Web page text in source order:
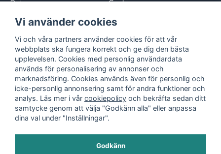
Returnera
Cookies
Vi använder cookies
Vi och våra partners använder cookies för att vår
webbplats ska fungera korrekt och ge dig den bästa
upplevelsen. Cookies med personlig användardata
används för personalisering av annonser och
marknadsföring. Cookies används även för personlig och
icke-personlig annonsering samt för andra funktioner och
analys. Läs mer i vår cookiepolicy och bekräfta sedan ditt
samtycke genom att välja "Godkänn alla" eller anpassa
dina val under "Inställningar".
Godkänn